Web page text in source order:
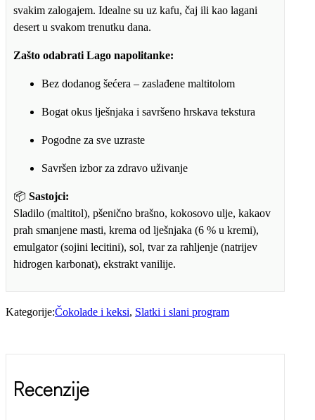
svakim zalogajem. Idealne su uz kafu, čaj ili kao lagani
desert u svakom trenutku dana.
Zašto odabrati Lago napolitanke:
Bez dodanog šećera – zaslađene maltitolom
Bogat okus lješnjaka i savršeno hrskava tekstura
Pogodne za sve uzraste
Savršen izbor za zdravo uživanje
📦 Sastojci:
Sladilo (maltitol), pšenično brašno, kokosovo ulje, kakaov
prah smanjene masti, krema od lješnjaka (6 % u kremi),
emulgator (sojini lecitini), sol, tvar za rahljenje (natrijev
hidrogen karbonat), ekstrakt vanilije.
Kategorije:Čokolade i keksi, Slatki i slani program
Recenzije